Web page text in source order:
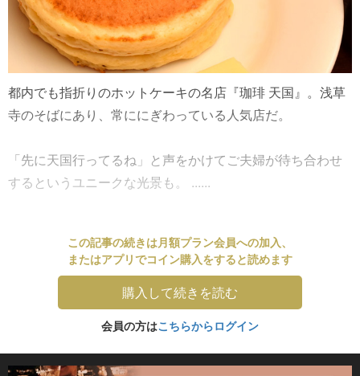
都内でも指折りのホットケーキの名店『珈琲 天国』。浅草
寺のそばにあり、常ににぎわっている人気店だ。
「先に天国行ってるね」と声をかけてご夫婦が待ち合わせ
するというユニークな光景も。 ......
この記事の続きは月額プラン会員への加入、
またはアプリでコイン購入をすると読めます
購入して続きを読む
会員の方はこちらからログイン